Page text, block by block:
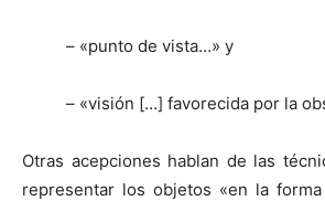
– «punto de vista…» y
– «visión […] favorecida por la
Otras acepciones hablan de las
representar los objetos «en la